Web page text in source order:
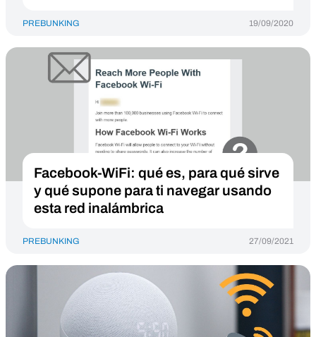
PREBUNKING 19/09/2020
Facebook-WiFi: qué es, para qué sirve
y qué supone para ti navegar usando
esta red inalámbrica
PREBUNKING 27/09/2021